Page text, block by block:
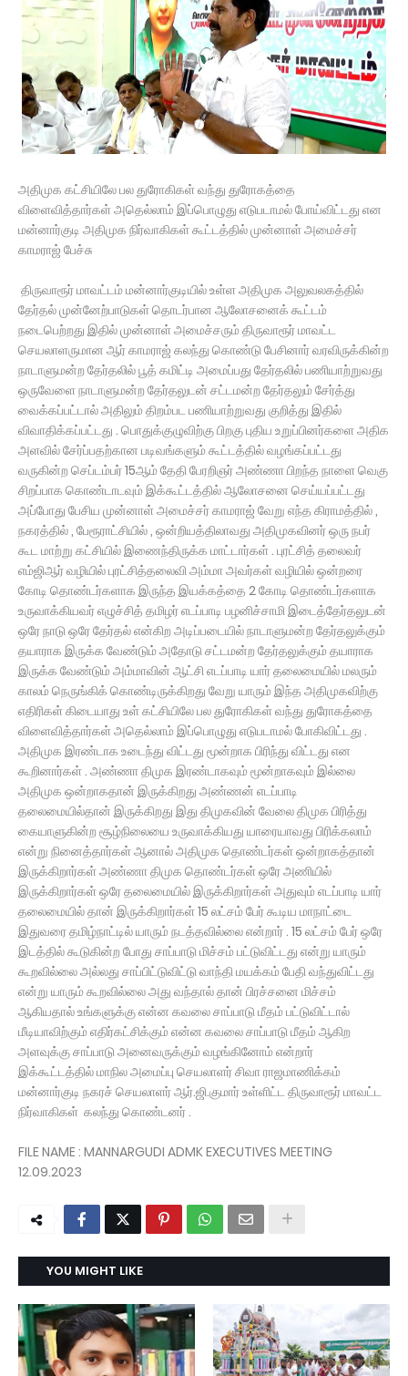
அதிமுக கட்சியிலே பல துரோகிகள் வந்து துரோகத்தை
விளைவித்தார்கள் அதெல்லாம் இப்பொழுது எடுபடாமல் போய்விட்டது என
மன்னார்குடி அதிமுக நிர்வாகிகள் கூட்டத்தில் முன்னாள் அமைச்சர்
காமராஜ் பேச்சு
திருவாரூர் மாவட்டம் மன்னார்குடியில் உள்ள அதிமுக அலுவலகத்தில்
தேர்தல் முன்னேற்பாடுகள் தொடர்பான ஆலோசனைக் கூட்டம்
நடைபெற்றது இதில் முன்னாள் அமைச்சரும் திருவாரூர் மாவட்ட
செயலாளருமான ஆர் காமராஜ் கலந்து கொண்டு பேசினார் வரவிருக்கின்ற
நாடாளுமன்ற தேர்தலில் பூத் கமிட்டி அமைப்பது தேர்தலில் பணியாற்றுவது
ஒருவேளை நாடாளுமன்ற தேர்தலுடன் சட்டமன்ற தேர்தலும் சேர்த்து
வைக்கப்பட்டால் அதிலும் திறம்பட பணியாற்றுவது குறித்து இதில்
விவாதிக்கப்பட்டது . பொதுக்குழுவிற்கு பிறகு புதிய உறுப்பினர்களை அதிக
அளவில் சேர்ப்பதற்கான படிவங்களும் கூட்டத்தில் வழங்கப்பட்டது
வருகின்ற செப்டம்பர் 15ஆம் தேதி பேரறிஞர் அண்ணா பிறந்த நாளை வெகு
சிறப்பாக கொண்டாடவும் இக்கூட்டத்தில் ஆலோசனை செய்யப்பட்டது
அப்போது பேசிய முன்னாள் அமைச்சர் காமராஜ் வேறு எந்த கிராமத்தில் ,
நகரத்தில் , பேரூராட்சியில் , ஒன்றியத்திலாவது அதிமுகவினர் ஒரு நபர்
கூட மாற்று கட்சியில் இணைந்திருக்க மாட்டார்கள் . புரட்சித் தலைவர்
எம்ஜிஆர் வழியில் புரட்சித்தலைவி அம்மா அவர்கள் வழியில் ஒன்றரை
கோடி தொண்டர்களாக இருந்த இயக்கத்தை 2 கோடி தொண்டர்களாக
உருவாக்கியவர் எழுச்சித் தமிழர் எடப்பாடி பழனிச்சாமி இடைத்தேர்தலுடன்
ஒரே நாடு ஒரே தேர்தல் என்கிற அடிப்படையில் நாடாளுமன்ற தேர்தலுக்கும்
தயாராக இருக்க வேண்டும் அதோடு சட்டமன்ற தேர்தலுக்கும் தயாராக
இருக்க வேண்டும் அம்மாவின் ஆட்சி எடப்பாடி யார் தலைமையில் மலரும்
காலம் நெருங்கிக் கொண்டிருக்கிறது வேறு யாரும் இந்த அதிமுகவிற்கு
எதிரிகள் கிடையாது உள் கட்சியிலே பல துரோகிகள் வந்து துரோகத்தை
விளைவித்தார்கள் அதெல்லாம் இப்பொழுது எடுபடாமல் போகிவிட்டது .
அதிமுக இரண்டாக உடைந்து விட்டது மூன்றாக பிரிந்து விட்டது என
கூறினார்கள் . அண்ணா திமுக இரண்டாகவும் மூன்றாகவும் இல்லை
அதிமுக ஒன்றாகதான் இருக்கிறது அண்ணன் எடப்பாடி
தலைமையில்தான் இருக்கிறது இது திமுகவின் வேலை திமுக பிரித்து
கையாளுகின்ற சூழ்நிலையை உருவாக்கியது யாரையாவது பிரிக்கலாம்
என்று நினைத்தார்கள் ஆனால் அதிமுக தொண்டர்கள் ஒன்றாகத்தான்
இருக்கிறார்கள் அண்ணா திமுக தொண்டர்கள் ஒரே அணியில்
இருக்கிறார்கள் ஒரே தலைமையில் இருக்கிறார்கள் அதுவும் எடப்பாடி யார்
தலைமையில் தான் இருக்கிறார்கள் 15 லட்சம் பேர் கூடிய மாநாட்டை
இதுவரை தமிழ்நாட்டில் யாரும் நடத்தவில்லை என்றார் . 15 லட்சம் பேர் ஒரே
இடத்தில் கூடுகின்ற போது சாப்பாடு மிச்சம் பட்டுவிட்டது என்று யாரும்
கூறவில்லை அல்லது சாப்பிட்டுவிட்டு வாந்தி மயக்கம் பேதி வந்துவிட்டது
என்று யாரும் கூறவில்லை அது வந்தால் தான் பிரச்சனை மிச்சம்
ஆகியதால் உங்களுக்கு என்ன கவலை சாப்பாடு மீதம் பட்டுவிட்டால்
மீடியாவிற்கும் எதிர்கட்சிக்கும் என்ன கவலை சாப்பாடு மீதம் ஆகிற
அளவுக்கு சாப்பாடு அனைவருக்கும் வழங்கினோம் என்றார்
இக்கூட்டத்தில் மாநில அமைப்பு செயலாளர் சிவா ராஜமாணிக்கம்
மன்னார்குடி நகரச் செயலாளர் ஆர்.ஜி.குமார் உள்ளிட்ட திருவாரூர் மாவட்ட
நிர்வாகிகள் கலந்து கொண்டனர் .
FILE NAME : MANNARGUDI ADMK EXECUTIVES MEETING
12.09.2023
YOU MIGHT LIKE